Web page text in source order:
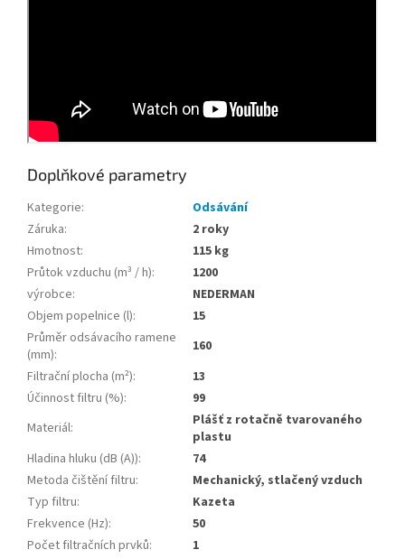
Doplňkové parametry
Kategorie:
Odsávání
Záruka:
2 roky
Hmotnost:
115 kg
Průtok vzduchu (m³ / h):
1200
výrobce:
NEDERMAN
Objem popelnice (l):
15
Průměr odsávacího ramene
(mm):
160
Filtrační plocha (m²):
13
Účinnost filtru (%):
99
Materiál:
Plášť z rotačně tvarovaného
plastu
Hladina hluku (dB (A)):
74
Metoda čištění filtru:
Mechanický, stlačený vzduch
Typ filtru:
Kazeta
Frekvence (Hz):
50
Počet filtračních prvků: 1